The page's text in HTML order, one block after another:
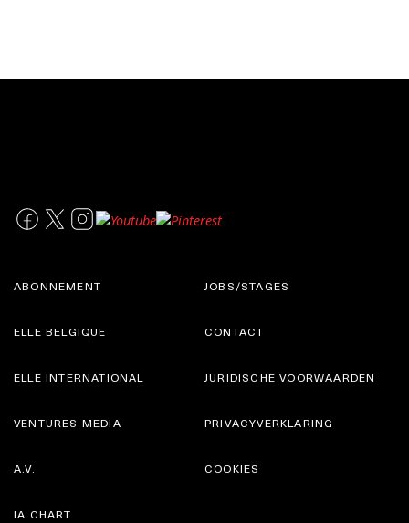
ABONNEMENT
ELLE BELGIQUE
JOBS/STAGES
CONTACT
ELLE INTERNATIONAL
VENTURES MEDIA
JURIDISCHE VOORWAARDEN
PRIVACYVERKLARING
A.V.
IA CHART
COOKIES